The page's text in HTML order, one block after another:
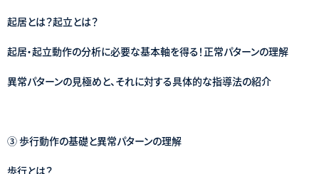
起居とは？起立とは？
起居・起立動作の分析に必要な基本軸を得る！正常パターンの理解
異常パターンの見極めと、それに対する具体的な指導法の紹介
③ 歩行動作の基礎と異常パターンの理解
歩行とは？